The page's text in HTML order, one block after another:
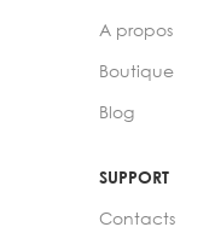
A propos
Boutique
Blog
SUPPORT
Contacts